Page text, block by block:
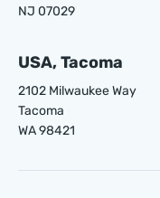
NJ 07029
USA, Tacoma
2102 Milwaukee Way
Tacoma
WA 98421